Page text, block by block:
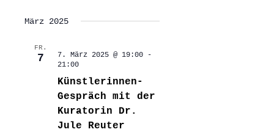
März 2025
FR.
7 7. März 2025 @ 19:00-
21:00
Künstlerinnen-
Gespräch mit der
Kuratorin Dr.
Jule Reuter